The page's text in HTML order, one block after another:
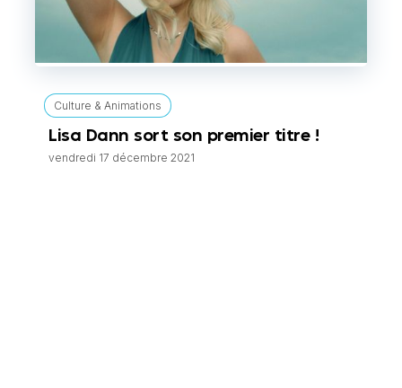
Culture & Animations
Lisa Dann sort son premier titre !
vendredi 17 décembre 2021